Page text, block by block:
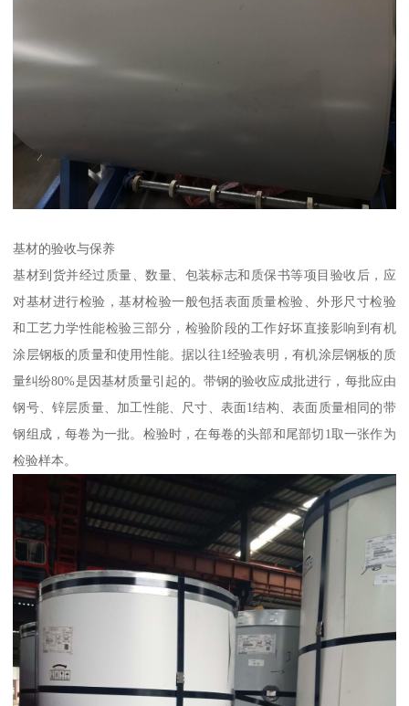
基材的验收与保养
基材到货并经过质量、数量、包装标志和质保书等项目验收后，应
对基材进行检验，基材检验一般包括表面质量检验、外形尺寸检验
和工艺力学性能检验三部分，检验阶段的工作好坏直接影响到有机
涂层钢板的质量和使用性能。据以往1经验表明，有机涂层钢板的质
量纠纷80%是因基材质量引起的。带钢的验收应成批进行，每批应由
钢号、锌层质量、加工性能、尺寸、表面1结构、表面质量相同的带
钢组成，每卷为一批。检验时，在每卷的头部和尾部切1取一张作为
检验样本。